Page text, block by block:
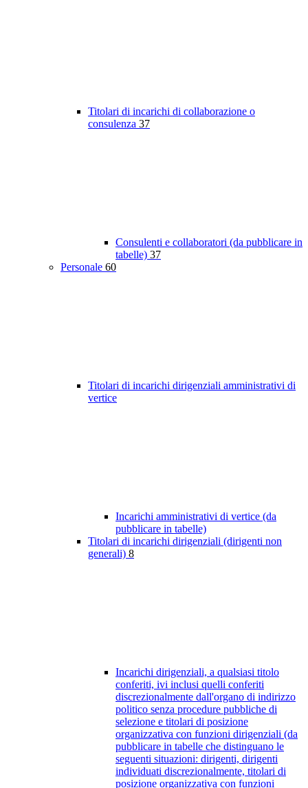
Titolari di incarichi di collaborazione o
consulenza 37
Consulenti e collaboratori (da pubblicare in
tabelle) 37
Personale 60
Titolari di incarichi dirigenziali amministrativi di
vertice
Incarichi amministrativi di vertice (da
pubblicare in tabelle)
Titolari di incarichi dirigenziali (dirigenti non
generali) 8
Incarichi dirigenziali, a qualsiasi titolo
conferiti, ivi inclusi quelli conferiti
discrezionalmente dall'organo di indirizzo
politico senza procedure pubbliche di
selezione e titolari di posizione
organizzativa con funzioni dirigenziali (da
pubblicare in tabelle che distinguano le
seguenti situazioni: dirigenti, dirigenti
individuati discrezionalmente, titolari di
posizione organizzativa con funzioni